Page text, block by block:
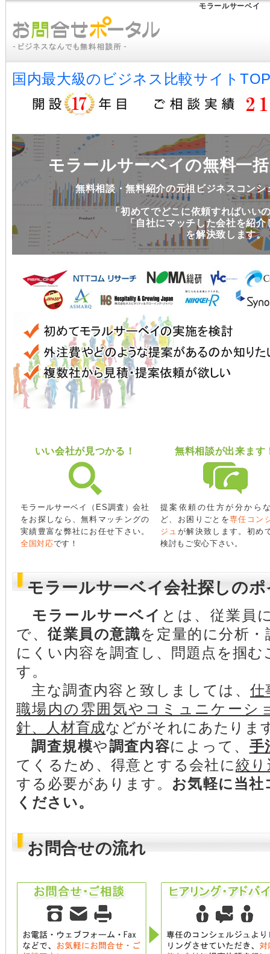
モラールサーベイ
国内最大級のビジネス比較サイト
モラールサーベイの無料一
無料相談・無料紹介の元祖ビジネスコン
「初めてでどこに依頼すればいい
「自社にマッチした会社を紹
を解決致します。
いい会社が見つかる！ 無料相談が出来ます
モラールサーベイ（ES調査）会社
をお探しなら、無料マッチングの
実績豊富な弊社にお任せ下さい。
全国対応です！
提案依頼の仕方が分から
ど、お困りごとを専任コン
ジュ が解決致します。初め
検討もご安心下さい。
モラールサーベイ会社探しの
モラールサーベイ とは、従業員
で、従業員の意識を定量的に分析
にくい内容を調査し、問題点を掴
す。
主な調査内容と致しましては、 仕
職場内の雰囲気やコミュニケーシ
針、人材育成などがそれにあたりま
調査規模や調査内容によって、 手
てくるため、得意とする会社に絞
する必要があります。 お気軽に当
ください。
お問合せの流れ